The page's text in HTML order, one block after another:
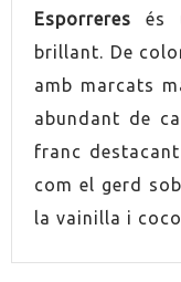
MARIDATGE
MARIDATGE
MARIDATGE
Esporreres és
brillant. De
amb marcats
abundant de
franc
com el gerd
la vainilla i